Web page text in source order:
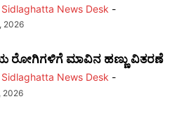
Sidlaghatta News Desk -
2026
ರೋಗಿಗಳಿಗೆ ಮಾವಿನ ಹಣ್ಣು ವಿತರಣೆ
Sidlaghatta News Desk -
2026